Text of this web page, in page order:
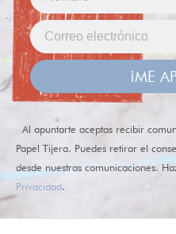
¡ME
Al apuntarte aceptas recibir
Papel Tijera. Puedes retirar el
desde nuestras comunicaciones.
Privacidad.